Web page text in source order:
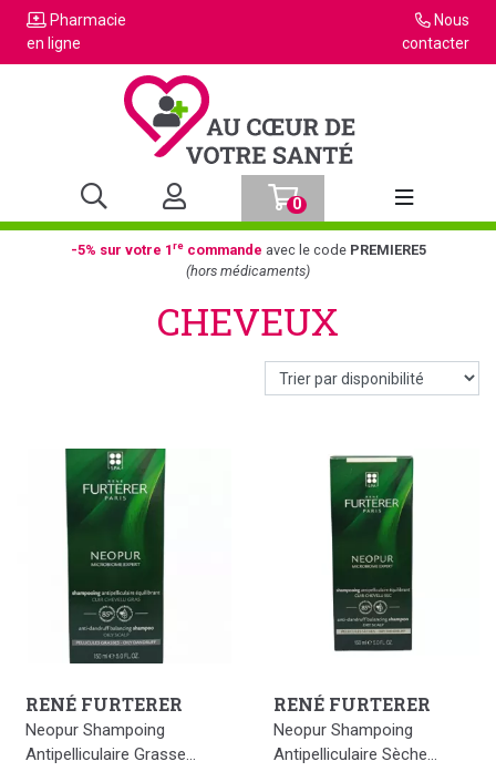
Pharmacie
en ligne
Nous
contacter
0
Afficher la
-5% sur votre 1recommande avec le code PREMIERE5
(hors médicaments)
CHEVEUX
RENÉ FURTERER
Neopur Shampoing
Antipelliculaire Grasse...
RENÉ FURTERER
Neopur Shampoing
Antipelliculaire Sèche...